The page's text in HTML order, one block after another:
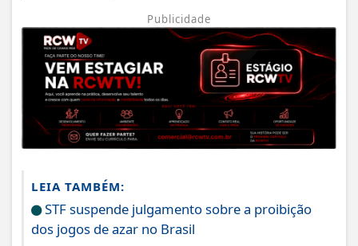
Publicidade
LEIA TAMBÉM:
STF suspende julgamento sobre a proibição
dos jogos de azar no Brasil